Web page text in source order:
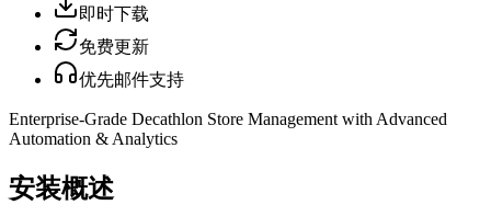
即时下载
免费更新
优先邮件支持
Enterprise-Grade Decathlon Store Management with Advanced
Automation & Analytics
安装概述